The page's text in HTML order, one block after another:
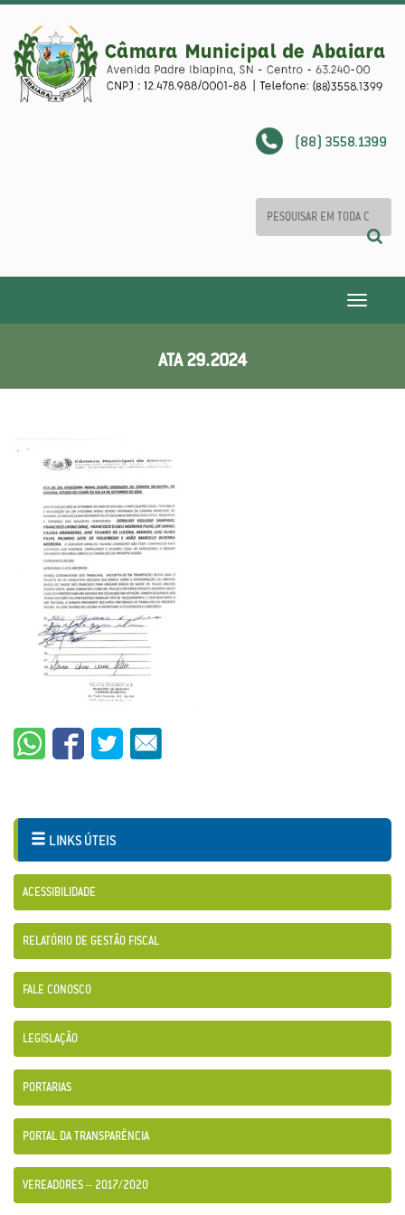
(88) 3558.1399
Toggle
ATA 29.2024
LINKS ÚTEIS
ACESSIBILIDADE
RELATÓRIO DE GESTÃO FISCAL
FALE CONOSCO
LEGISLAÇÃO
PORTARIAS
PORTAL DA TRANSPARÊNCIA
VEREADORES – 2017/2020